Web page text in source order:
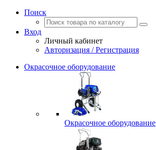
Поиск
Вход
Личный кабинет
Авторизация / Регистрация
Окрасочное оборудование
Окрасочное оборудование